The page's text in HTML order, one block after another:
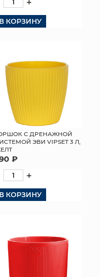
В КОРЗИНУ
С ДРЕНАЖНОЙ
ЭВИ VIPSET 3 Л,
₽
+
В КОРЗИНУ